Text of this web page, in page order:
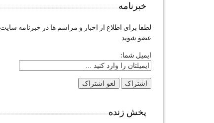
خبرنامه
لطفا برای اطلاع از اخبار و مراسم ها در خبرنامه سایت
عضو شوید
ایمیل شما:
پخش زنده